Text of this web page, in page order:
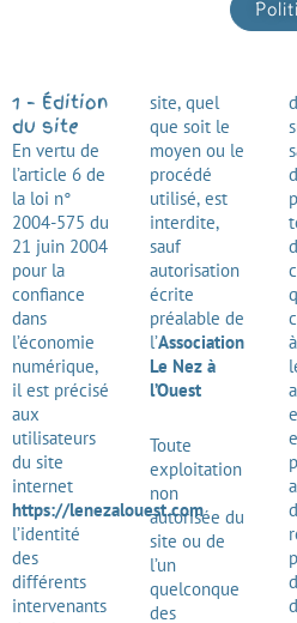
1 – Édition
du site
En vertu de
l’article 6 de
la loi n°
2004-575 du
21 juin 2004
pour la
confiance
dans
l’économie
numérique,
il est précisé
aux
utilisateurs
du site
internet
https://lenezalouest.com
l’identité
des
différents
intervenants
site, quel
que soit le
moyen ou le
procédé
utilisé, est
interdite,
sauf
autorisation
écrite
préalable de
l’Association
Le Nez à
l’Ouest
Toute
exploitation
non
autorisée du
site ou de
l’un
quelconque
des